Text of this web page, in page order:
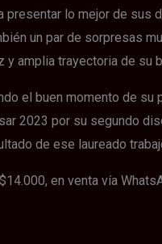
lo mejor de sus
un par de sorpresas
amplia trayectoria de su
el buen momento de su
2023 por su segundo
de ese laureado
en venta vía